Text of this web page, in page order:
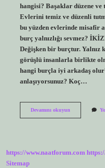
hangisi? Başaklar düzene
Evlerini temiz ve düzenli
bu yüzden evlerinde misafir
burç yalnızlığı sevmez?
Değişken bir burçtur. Yalnız
görüşlü insanlarla birlikte
hangi burçla iyi arkadaş
anlaşıyorsunuz? Koç…
Devamını okuyunHangi
https://www.naatforum.com
Sitemap